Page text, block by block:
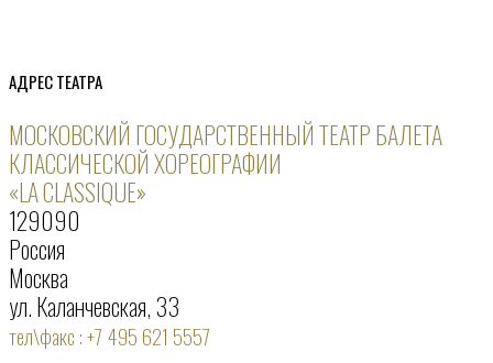
АДРЕС ТЕАТРА
МОСКОВСКИЙ ГОСУДАРСТВЕННЫЙ ТЕАТР БАЛЕТА
КЛАССИЧЕСКОЙ ХОРЕОГРАФИИ
«LA CLASSIQUE»
129090
Россия
Москва
ул. Каланчевская, 33
тел\факс : +7 495 621 5557